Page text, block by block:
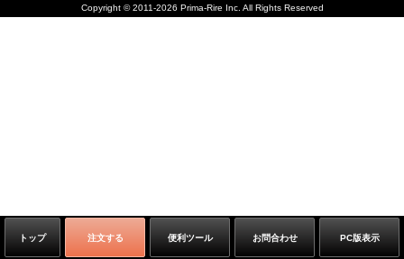
トップ 注文する 便利ツール お問合わせ PC版表示
Copyright ©2011-2026 Prima-Rire Inc. All Rights Reserved